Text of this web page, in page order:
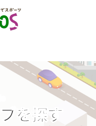
を探す